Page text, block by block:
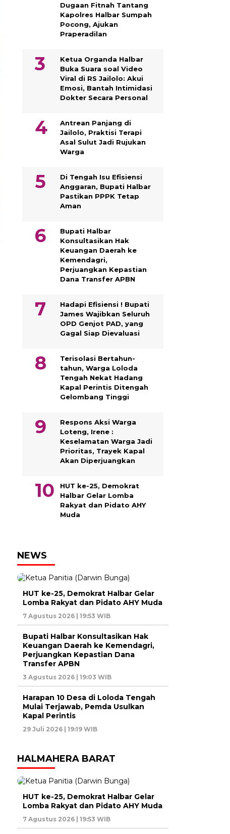
Dugaan Fitnah Tantang
Kapolres Halbar Sumpah
Pocong, Ajukan
Praperadilan
Ketua Organda Halbar
Buka Suara soal Video
Viral di RS Jailolo: Akui
Emosi, Bantah Intimidasi
Dokter Secara Personal
Antrean Panjang di
Jailolo, Praktisi Terapi
Asal Sulut Jadi Rujukan
Warga
Di Tengah Isu Efisiensi
Anggaran, Bupati Halbar
Pastikan PPPK Tetap
Aman
Bupati Halbar
Konsultasikan Hak
Keuangan Daerah ke
Kemendagri,
Perjuangkan Kepastian
Dana Transfer APBN
Hadapi Efisiensi ! Bupati
James Wajibkan Seluruh
OPD Genjot PAD, yang
Gagal Siap Dievaluasi
Terisolasi Bertahun-
tahun, Warga Loloda
Tengah Nekat Hadang
Kapal Perintis Ditengah
Gelombang Tinggi
Respons Aksi Warga
Loteng, Irene :
Keselamatan Warga Jadi
Prioritas, Trayek Kapal
Akan Diperjuangkan
HUT ke-25, Demokrat
Halbar Gelar Lomba
Rakyat dan Pidato AHY
Muda
NEWS
HUT ke-25, Demokrat Halbar Gelar
Lomba Rakyat dan Pidato AHY Muda
7 Agustus 2026 | 19:53 WIB
Bupati Halbar Konsultasikan Hak
Keuangan Daerah ke Kemendagri,
Perjuangkan Kepastian Dana
Transfer APBN
3 Agustus 2026 | 19:03 WIB
Harapan 10 Desa di Loloda Tengah
Mulai Terjawab, Pemda Usulkan
Kapal Perintis
29 Juli 2026 | 19:19 WIB
HALMAHERA BARAT
HUT ke-25, Demokrat Halbar Gelar
Lomba Rakyat dan Pidato AHY Muda
7 Agustus 2026 | 19:53 WIB